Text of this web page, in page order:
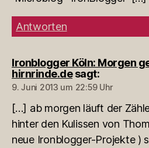
Antworten
Ironblogger Köln: Morgen
hirnrinde.de sagt:
9. Juni 2013 um 22:59 Uhr
[…] ab morgen läuft der
hinter den Kulissen von
neue Ironblogger-Projekte )